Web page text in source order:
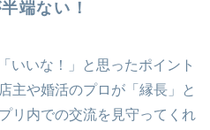
端ない！
いいな！」と思ったポイント
主や婚活のプロが「縁長」と
リ内での交流を見守ってくれ